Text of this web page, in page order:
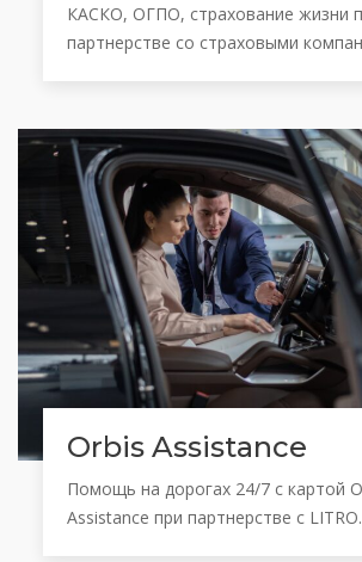
КАСКО, ОГПО, страхование жизни
партнерстве со страховыми
Orbis Assistance
Помощь на дорогах 24/7 с картой
Assistance при партнерстве с LITRO.